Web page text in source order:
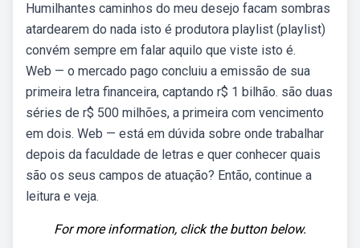
Humilhantes caminhos do meu desejo facam sombras
atardearem do nada isto é produtora playlist (playlist)
convém sempre em falar aquilo que viste isto é.
Web — o mercado pago concluiu a emissão de sua
primeira letra financeira, captando r$ 1 bilhão. são duas
séries de r$ 500 milhões, a primeira com vencimento
em dois. Web — está em dúvida sobre onde trabalhar
depois da faculdade de letras e quer conhecer quais
são os seus campos de atuação? Então, continue a
leitura e veja.
For more information, click the button below.